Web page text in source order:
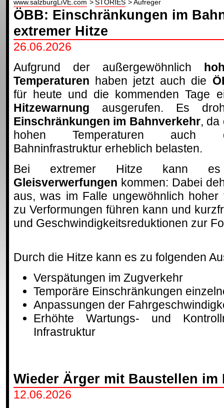
www.salzburgLiVE.com STORIES Aufreger
ÖBB: Einschränkungen im
extremer Hitze
26.06.2026
Aufgrund der außergewöhnlich
Temperaturen haben jetzt auch die
für heute und die kommenden Tage
Hitzewarnung ausgerufen. Es
Einschränkungen im Bahnverkehr, da
hohen Temperaturen auch
Bahninfrastruktur erheblich belasten.
Bei extremer Hitze kann es
Gleisverwerfungen kommen: Dabei
aus, was im Falle ungewöhnlich hoher
zu Verformungen führen kann und
und Geschwindigkeitsreduktionen zur
Durch die Hitze kann es zu folgenden
Verspätungen im Zugverkehr
Temporäre Einschränkungen
Anpassungen der
Erhöhte Wartungs- und
Infrastruktur
Wieder Ärger mit Baustellen im
12.06.2026